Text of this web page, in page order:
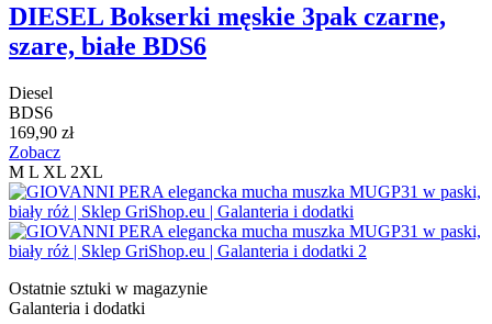
DIESEL Bokserki męskie 3pak czarne,
szare, białe BDS6
Diesel
BDS6
169,90 zł
Zobacz
M L XL 2XL
Ostatnie sztuki w magazynie
Galanteria i dodatki